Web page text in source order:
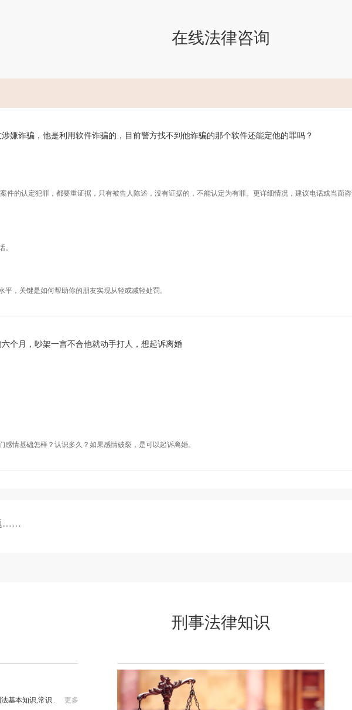
在线法律咨询
嫌诈骗，他是利用软件诈骗的，目前警方找不到他诈骗的那个软件还能定他的罪吗？
件的认定犯罪，都要重证据，只有被告人陈述，没有证据的，不能认定为有罪。更详细情况，建议电话或当面
。
平，关键是如何帮助你的朋友实现从轻或减轻处罚。
个月，吵架一言不合他就动手打人，想起诉离婚
感情基础怎样？认识多久？如果感情破裂，是可以起诉离婚。
刑事法律知识
更多
基本知识,常识..